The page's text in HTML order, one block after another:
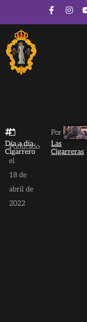
Día a día
Cigarrero
Publicado
el
18 de
abril de
2022
Por
Las
Cigarreras